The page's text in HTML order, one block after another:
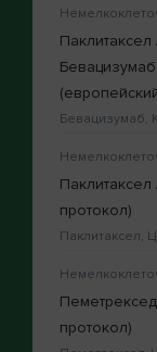
Бевацизумаб,
протокол)
Паклитаксел,
протокол)